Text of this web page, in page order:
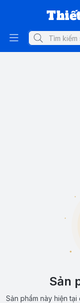
Sản
Sản phẩm này hiện